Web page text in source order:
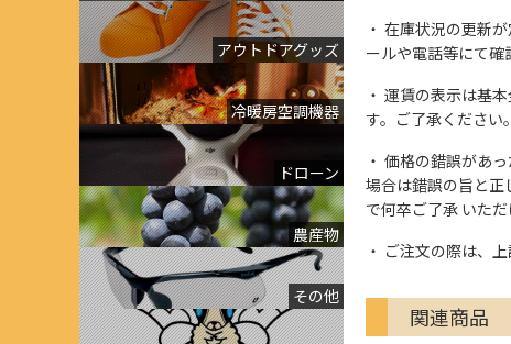
アウトドアグッズ
冷暖房空調機器
ドローン
農産物
その他
在庫状況の更新
ールや電話等にて確
運賃の表示は基
す。ご了承ください。
価格の錯誤があ
場合は錯誤の旨と正
で何卒ご了承 いた
ご注文の際は、
関連商品